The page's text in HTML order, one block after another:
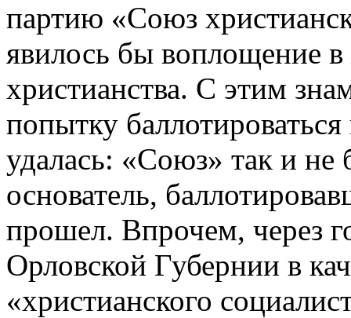
партию «Союз
явилось бы воплощение
христианства. С этим
попытку
удалась: «Союз» так и не
основатель,
прошел. Впрочем, через
Орловской Губернии в
«христианского